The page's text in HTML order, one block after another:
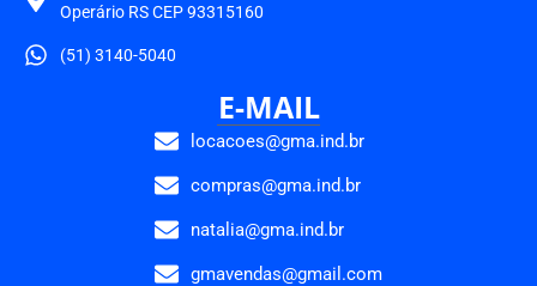
Operário RS CEP 93315160
(51) 3140-5040
E-MAIL
locacoes@gma.ind.br
compras@gma.ind.br
natalia@gma.ind.br
gmavendas@gmail.com